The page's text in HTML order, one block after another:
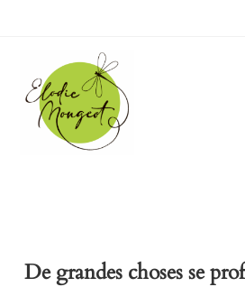
De grandes choses se